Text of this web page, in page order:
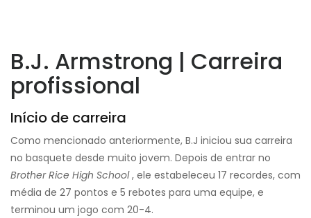
B.J. Armstrong | Carreira
profissional
Início de carreira
Como mencionado anteriormente, B.J iniciou sua carreira
no basquete desde muito jovem. Depois de entrar no
Brother Rice High School, ele estabeleceu 17 recordes, com
média de 27 pontos e 5 rebotes para uma equipe, e
terminou um jogo com 20-4.